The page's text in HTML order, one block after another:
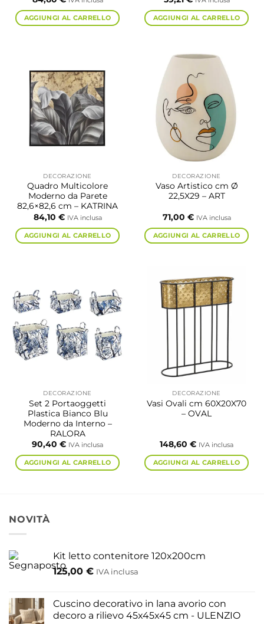
AGGIUNGI AL CARRELLO AGGIUNGI AL CARRELLO
DECORAZIONE
Quadro Multicolore
Moderno da Parete
82,6×82,6 cm – KATRINA
84,10 € IVA inclusa
AGGIUNGI AL CARRELLO
DECORAZIONE
Vaso Artistico cm Ø
22,5X29 – ART
71,00 € IVA inclusa
AGGIUNGI AL CARRELLO
DECORAZIONE
Set 2 Portaoggetti
Plastica Bianco Blu
Moderno da Interno –
RALORA
90,40 € IVA inclusa
AGGIUNGI AL CARRELLO
DECORAZIONE
Vasi Ovali cm 60X20X70
– OVAL
148,60 € IVA inclusa
AGGIUNGI AL CARRELLO
NOVITÀ
Kit letto contenitore 120x200cm
125,00 € IVA inclusa
Cuscino decorativo in lana avorio con
decoro a rilievo 45x45x45 cm - ULENZIO